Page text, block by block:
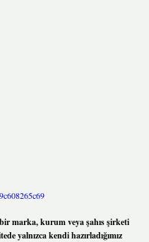
marka, kurum veya şahıs şirketi
yalnızca kendi hazırladığımız